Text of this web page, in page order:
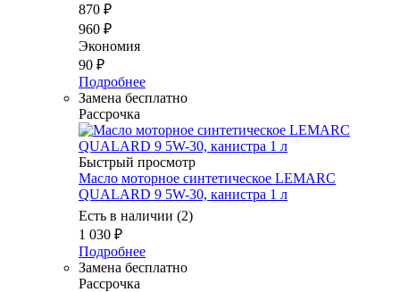
870 ₽
960 ₽
Экономия
90 ₽
Подробнее
Замена бесплатно
Рассрочка
Быстрый просмотр
Масло моторное синтетическое LEMARC
QUALARD 9 5W-30, канистра 1 л
Есть в наличии (2)
1 030 ₽
Подробнее
Замена бесплатно
Рассрочка